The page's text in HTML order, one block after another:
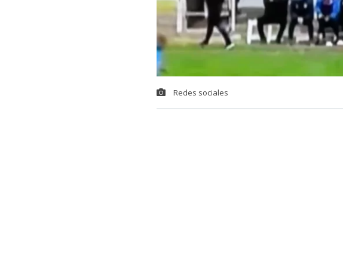
Redes sociales